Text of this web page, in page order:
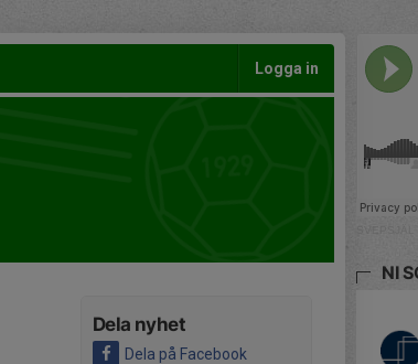
Logga in
Dela nyhet
Dela på Facebook
NI